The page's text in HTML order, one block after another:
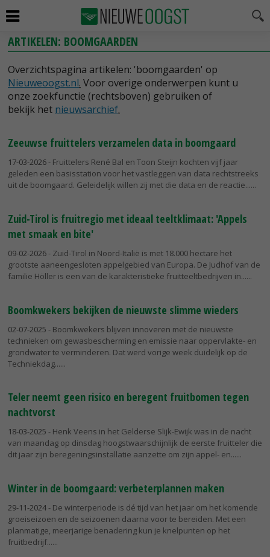
ARTIKELEN: BOOMGAARDEN
Overzichtspagina artikelen: 'boomgaarden' op
Nieuweoogst.nl. Voor overige onderwerpen kunt u
onze zoekfunctie (rechtsboven) gebruiken of
bekijk het nieuwsarchief.
Zeeuwse fruittelers verzamelen data in boomgaard
17-03-2026- Fruittelers René Bal en Toon Steijn kochten vijf jaar
geleden een basisstation voor het vastleggen van data rechtstreeks
uit de boomgaard. Geleidelijk willen zij met die data en de reactie...
Zuid-Tirol is fruitregio met ideaal teeltklimaat: 'Appels
met smaak en bite'
09-02-2026- Zuid-Tirol in Noord-Italië is met 18.000 hectare het
grootste aaneengesloten appelgebied van Europa. De Judhof van de
familie Höller is een van de karakteristieke fruitteeltbedrijven in...
Boomkwekers bekijken de nieuwste slimme wieders
02-07-2025 - Boomkwekers blijven innoveren met de nieuwste
technieken om gewasbescherming en emissie naar oppervlakte- en
grondwater te verminderen. Dat werd vorige week duidelijk op de
Techniekdag...
Teler neemt geen risico en beregent fruitbomen tegen
nachtvorst
18-03-2025 - Henk Veens in het Gelderse Slijk-Ewijk was in de nacht
van maandag op dinsdag hoogstwaarschijnlijk de eerste fruitteler die
dit jaar zijn beregeningsinstallatie aanzette om zijn appel- en...
Winter in de boomgaard: verbeterplannen maken
29-11-2024- De winterperiode is dé tijd van het jaar om het komende
groeiseizoen en de seizoenen daarna voor te bereiden. Met een
planmatige, meerjarige benadering kun je knelpunten op het
fruitbedrijf...